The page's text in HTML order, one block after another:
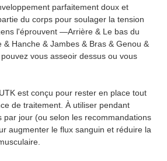
parfaitement doux et
du corps pour soulager la tension
l'éprouvent —Arrière & Le bas du
& Hanche & Jambes & Bras & Genou &
vous asseoir dessus ou vous
est conçu pour rester en place tout
de traitement. À utiliser pendant
par jour (ou selon les recommandations
augmenter le flux sanguin et réduire la